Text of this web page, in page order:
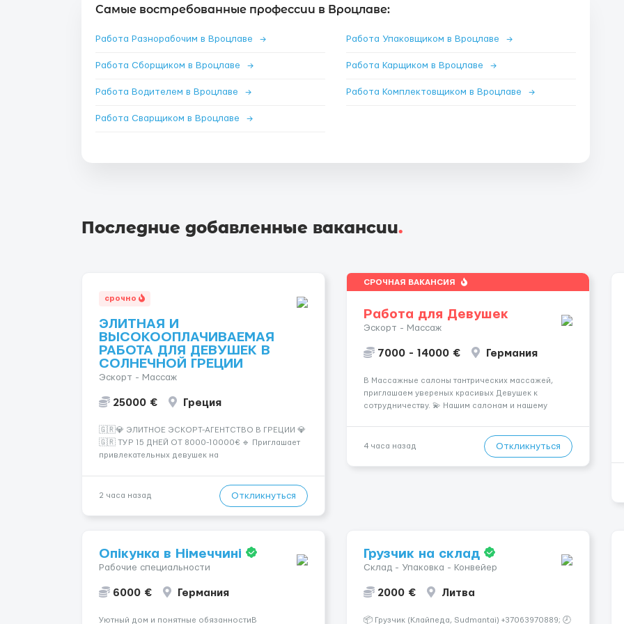
Самые востребованные профессии в Вроцлаве:
Работа Разнорабочим в Вроцлаве → Работа Упаковщиком в Вроцлаве →
Работа Сборщиком в Вроцлаве → Работа Карщиком в Вроцлаве →
Работа Водителем в Вроцлаве → Работа Комплектовщиком в Вроцлаве →
Работа Сварщиком в Вроцлаве →
Последние добавленные вакансии.
срочно
ЭЛИТНАЯ И
ВЫСОКООПЛАЧИВАЕМАЯ
РАБОТА ДЛЯ ДЕВУШЕК В
СОЛНЕЧНОЙ ГРЕЦИИ
Эскорт - Массаж
25000 € Греция
🇬🇷💎 ЭЛИТНОЕ ЭСКОРТ-АГЕНТСТВО В ГРЕЦИИ 💎
🇬🇷 ТУР 15 ДНЕЙ ОТ 8000-10000€ 🔹 Приглашает
привлекательных девушек на
хорошие деньги 💶 — это предложение для тебя! 🔹
2 часа назад Откликнуться
СРОЧНАЯ ВАКАНСИЯ
Работа для Девушек
Эскорт - Массаж
7000 - 14000 € Германия
В Массажные салоны тантрических массажей,
приглашаем увереных красивых Девушек к
сотрудничеству. 💫 Нашим салонам и нашему
заработная плата 💚Мы гарантируем Наличие
4 часа назад Откликнуться
Опікунка в Німеччині
Рабочие специальности
6000 € Германия
Уютный дом и понятные обязанностиВ
Грузчик на склад
Склад - Упаковка - Конвейер
2000 € Литва
📦 Грузчик (Клайпеда, Sudmantai) +37063970889; 🕗